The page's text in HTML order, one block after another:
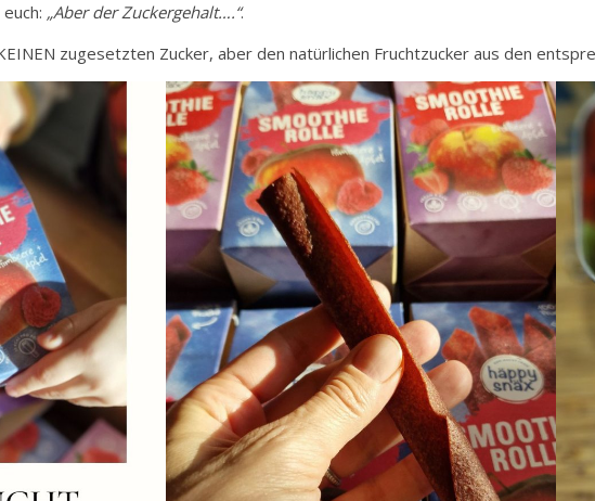
„Aber der Zuckergehalt….“.
zugesetzten Zucker, aber den natürlichen Fruchtzucker aus den